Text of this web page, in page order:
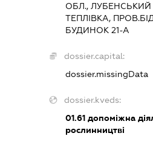
ОБЛ.,
ТЕПЛІВКА,
БУДИНОК 21-А
dossier.capital:
dossier.missingData
dossier.kveds:
01.61допоміжна
рослинництві